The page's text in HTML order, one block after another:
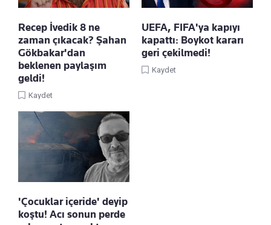
Recep İvedik 8 ne
zaman çıkacak? Şahan
Gökbakar'dan
beklenen paylaşım
geldi!
Kaydet
UEFA, FIFA'ya kapıyı
kapattı: Boykot kararı
geri çekilmedi!
Kaydet
'Çocuklar içeride' deyip
koştu! Acı sonun perde